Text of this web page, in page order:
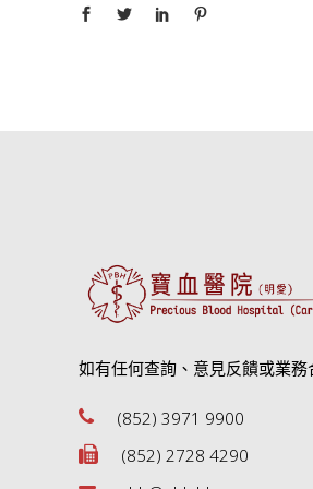
如有任何查詢、意見反饋或業
(852) 3971 9900
(852) 2728 4290